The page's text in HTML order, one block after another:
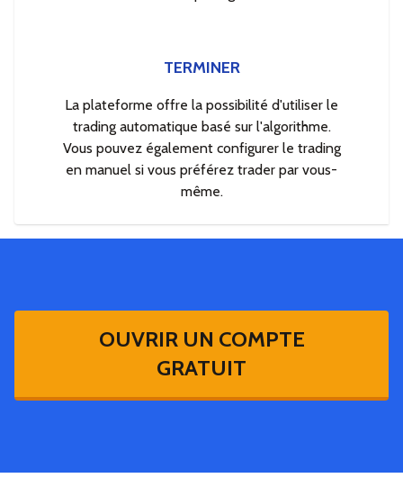
TERMINER
La plateforme offre la possibilité d'utiliser le
trading automatique basé sur l'algorithme.
Vous pouvez également configurer le trading
en manuel si vous préférez trader par vous-
même.
OUVRIR UN COMPTE
GRATUIT